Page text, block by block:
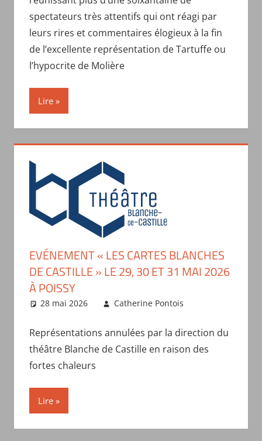
par le comité
spectateurs très attentifs qui ont réagi par
leurs rires et commentaires élogieux à la fin
de l’excellente représentation de Tartuffe ou
l’hypocrite de Molière
Lire
EVÉNEMENT « LES CARTES BLANCHES
DE CASTILLE » LE 29, 30 ET 31 MAI 2026
À POISSY
28 mai 2026 Catherine Pontois
Spectacles
organisés par
Représentations annulées par la direction du
théâtre Blanche de Castille en raison des
fortes chaleurs
Lire